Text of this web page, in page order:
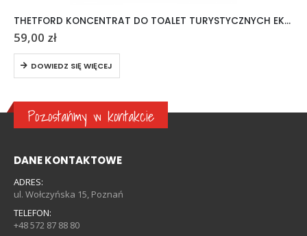
THETFORD KONCENTRAT DO TOALET TURYSTYCZNYCH EKOLOGICZNY
59,00 zł
DOWIEDZ SIĘ WIĘCEJ
Pozostańmy w kontakcie
DANE KONTAKTOWE
ADRES:
ul. Wołczyńska 15, Poznań
TELEFON:
+48 572 87 88 80